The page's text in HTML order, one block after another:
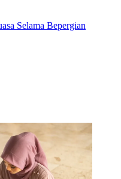
Selama Bepergian